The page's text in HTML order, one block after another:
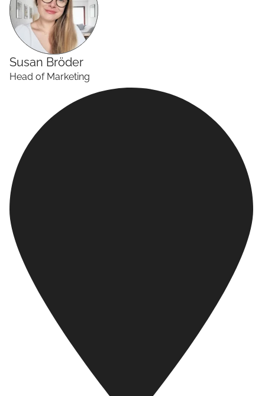
Susan Bröder
Head of Marketing